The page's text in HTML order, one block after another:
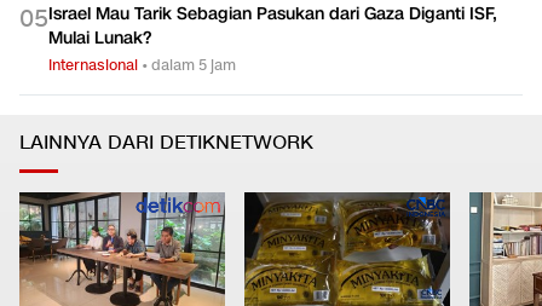
05Israel Mau Tarik Sebagian Pasukan dari Gaza Diganti ISF,
Mulai Lunak?
Internasional •dalam 5 jam
LAINNYA DARI DETIKNETWORK